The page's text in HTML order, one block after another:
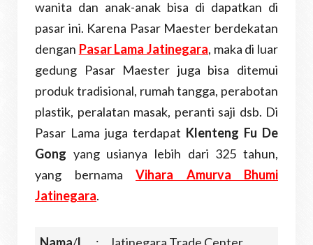
wanita dan anak-anak bisa di dapatkan di
pasar ini. Karena Pasar Maester berdekatan
dengan Pasar Lama Jatinegara, maka di luar
gedung Pasar Maester juga bisa ditemui
produk tradisional, rumah tangga, perabotan
plastik, peralatan masak, peranti saji dsb. Di
Pasar Lama juga terdapat Klenteng Fu De
Gong yang usianya lebih dari 325 tahun,
yang bernama Vihara Amurva Bhumi
Jatinegara.